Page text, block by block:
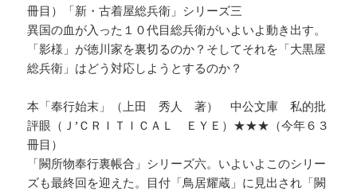
冊目）「新・古着屋総兵衛」シリーズ三
異国の血が入った１０代目総兵衛がいよいよ動き出す。
「影様」が徳川家を裏切るのか？そしてそれを「大黒屋
総兵衛」はどう対応しようとするのか？
本「奉行始末」（上田 秀人 著） 中公文庫 私的批
評眼（Ｊ’ＣＲＩＴＩＣＡＬ ＥＹＥ）★★★（今年６３
冊目）
「闕所物奉行裏帳合」シリーズ六。いよいよこのシリー
ズも最終回を迎えた。目付「鳥居耀蔵」に見出され「闕